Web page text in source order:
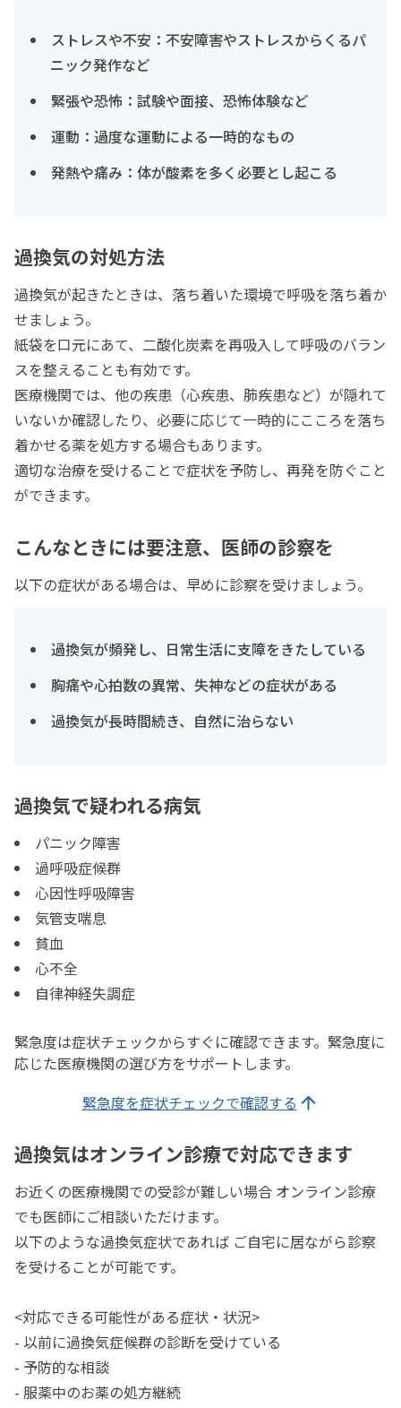
過去に同じようなエピソードがあった
過換気に加えて脱力感がある
ストレスや不安：不安障害やストレスからくるパ
ニック発作など
緊張や恐怖：試験や面接、恐怖体験など
運動：過度な運動による一時的なもの
発熱や痛み：体が酸素を多く必要とし起こる
過換気の対処方法
過換気が起きたときは、落ち着いた環境で呼吸を落ち着か
せましょう。
紙袋を口元にあて、二酸化炭素を再吸入して呼吸のバラン
スを整えることも有効です。
医療機関では、他の疾患（心疾患、肺疾患など）が隠れて
いないか確認したり、必要に応じて一時的にこころを落ち
着かせる薬を処方する場合もあります。
適切な治療を受けることで症状を予防し、再発を防ぐこと
ができます。
こんなときには要注意、医師の診察を
以下の症状がある場合は、早めに診察を受けましょう。
過換気が頻発し、日常生活に支障をきたしている
胸痛や心拍数の異常、失神などの症状がある
過換気が長時間続き、自然に治らない
過換気で疑われる病気
パニック障害
過呼吸症候群
心因性呼吸障害
気管支喘息
貧血
心不全
自律神経失調症
緊急度は症状チェックからすぐに確認できます。緊急度に
応じた医療機関の選び方をサポートします。
緊急度を症状チェックで確認する
過換気はオンライン診療で対応できます
お近くの医療機関での受診が難しい場合 オンライン診療
でも医師にご相談いただけます。
以下のような過換気症状であれば ご自宅に居ながら診察
を受けることが可能です。
<対応できる可能性がある症状・状況>
- 以前に過換気症候群の診断を受けている
- 予防的な相談
- 服薬中のお薬の処方継続